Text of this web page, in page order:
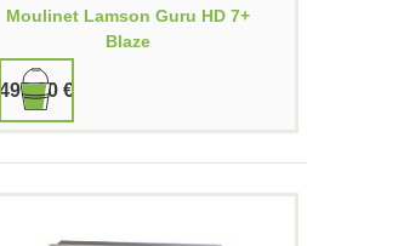
Moulinet Lamson Guru HD 7+
Blaze
499,90 €